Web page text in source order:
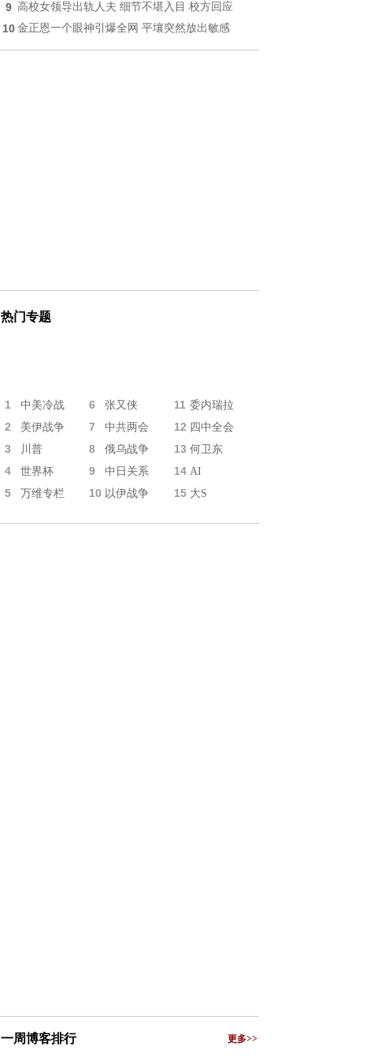
9 高校女领导出轨人夫 细节不堪入目 校方回应
10 金正恩一个眼神引爆全网 平壤突然放出敏感
热门专题
1 中美冷战 6 张又侠 11 委内瑞拉
2 美伊战争 7 中共两会 12 四中全会
3 川普 8 俄乌战争 13 何卫东
4 世界杯 9 中日关系 14 AI
5 万维专栏 10 以伊战争 15 大S
一周博客排行 更多>>